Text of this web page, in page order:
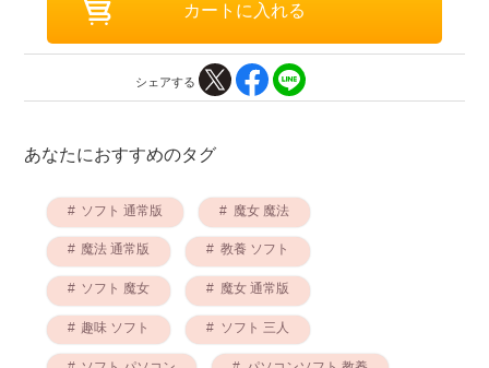
シェアする
あなたにおすすめのタグ
ソフト 通常版 魔女 魔法
魔法 通常版 教養 ソフト
ソフト 魔女 魔女 通常版
趣味 ソフト ソフト 三人